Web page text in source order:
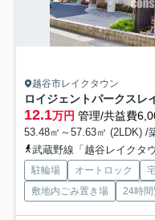
越谷市レイクタウン
ロイジェントパークスレ
12.1万円 管理/共益費
53.48㎡～57.63㎡ (2LDK) /
武蔵野線「越谷レイクタ
駐輪場 オートロック
敷地内ごみ置き場
24時間